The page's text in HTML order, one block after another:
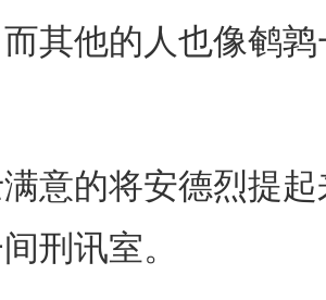
其他的人也像鹌
的将安德烈提起
刑讯室。